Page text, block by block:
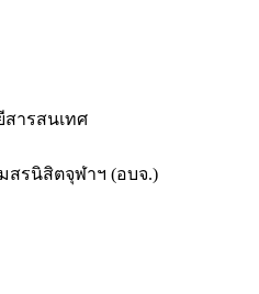
ารสนเทศ
สรนิสิตจุฬาฯ (อบจ.)